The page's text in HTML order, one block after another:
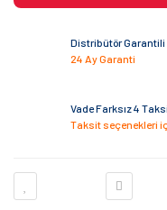
Distribütör Garantili
24 Ay Garanti
Vade Farksız 4
Taksit seçenekleri